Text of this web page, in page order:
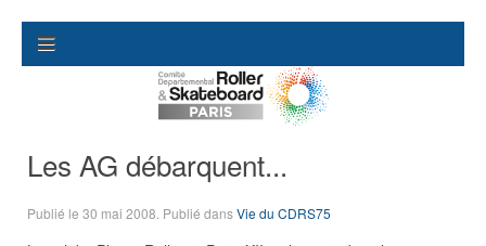
Les AG débarquent...
Publié le 30 mai 2008 . Publié dansVie du CDRS75